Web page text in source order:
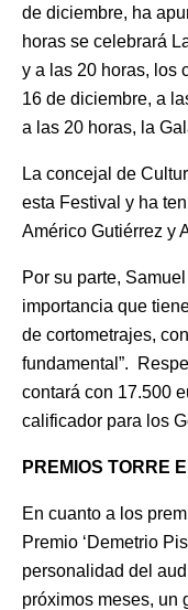
de diciembre, ha
horas se celebrará
y a las 20 horas, los
16 de diciembre, a
a las 20 horas, la
La concejal de
esta Festival y ha
Américo Gutiérrez y
Por su parte,
importancia que
de cortometrajes,
fundamental”.
contará con 17.500
calificador para los
PREMIOS TORRE
En cuanto a los
Premio ‘Demetrio
personalidad del
próximos meses, un